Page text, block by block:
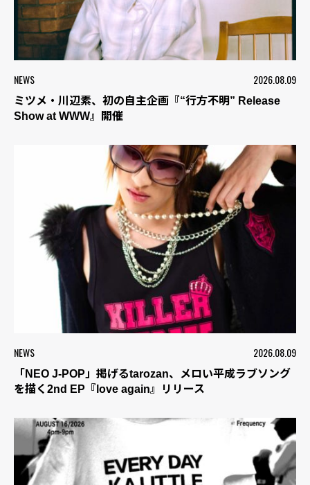
NEWS 2026.08.09
ミツメ・川辺素、初の自主企画『“行方不明” Release
Show at WWW』開催
NEWS 2026.08.09
「NEO J-POP」掲げるtarozan、メロい平成ラブソング
を描く2nd EP『love again』リリース